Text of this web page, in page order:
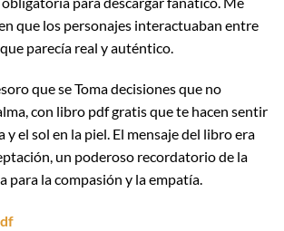
que los personajes interactuaban entre
parecía real y auténtico.
que se Toma decisiones que no
con libro pdf gratis que te hacen sentir
y el sol en la piel. El mensaje del libro era
un poderoso recordatorio de la
para la compasión y la empatía.